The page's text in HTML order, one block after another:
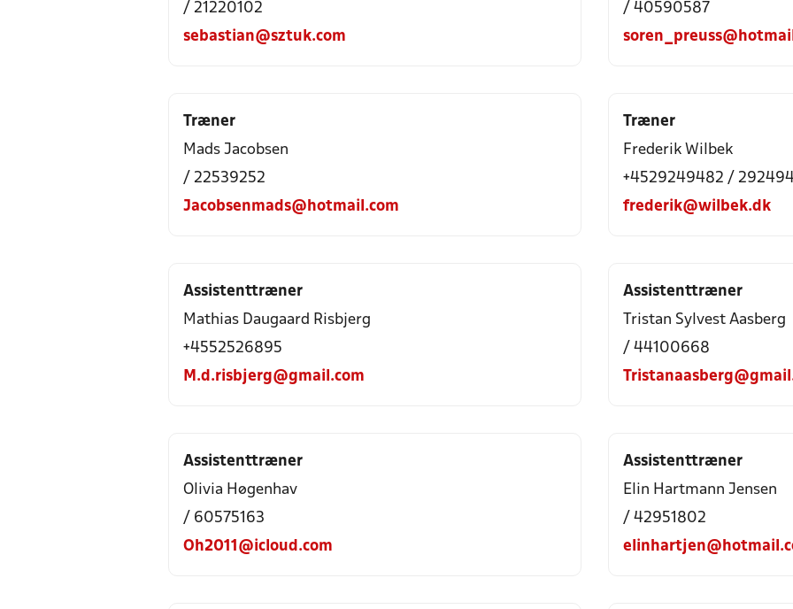
/ 21220102
sebastian@sztuk.com
/ 40590587
Træner
Mads Jacobsen
/ 22539252
Jacobsenmads@hotmail.com
Træner
Frederik Wilbek
+4529249482 /
frederik@wilbek.dk
Assistenttræner
Mathias Daugaard Risbjerg
+4552526895
M.d.risbjerg@gmail.com
Assistenttræner
Tristan Sylvest Aasberg
/ 44100668
Assistenttræner
Olivia Høgenhav
/ 60575163
Oh2011@icloud.com
Assistenttræner
Elin Hartmann Jensen
/ 42951802